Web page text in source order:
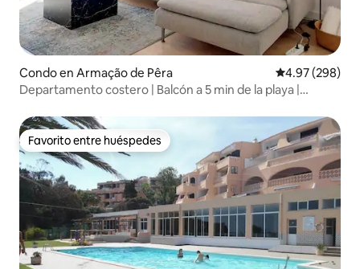
Condo en Armação de Pêra Calificación
4.97 (298)
Departamento costero | Balcón a 5 min de la playa |
Favorito entre huéspedes
Favorito entre huéspedes